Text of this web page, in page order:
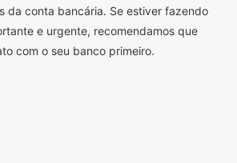
da conta bancária. Se estiver fazendo
e urgente, recomendamos que
com o seu banco primeiro.